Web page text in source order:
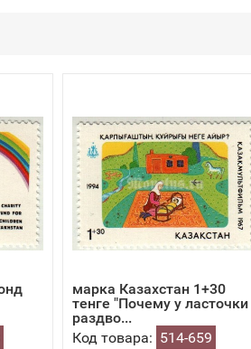
марка Казахстан 1+30
тенге "Почему у ласточки
раздво...
Код товара: 514-659